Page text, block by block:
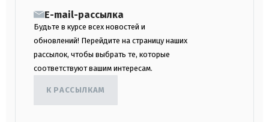
E-mail-рассылка
Будьте в курсе всех новостей и
обновлений! Перейдите на страницу наших
рассылок, чтобы выбрать те, которые
соответствуют вашим интересам.
К РАССЫЛКАМ